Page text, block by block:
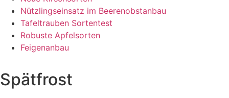
Nützlingseinsatz im Beerenobstanbau
Tafeltrauben Sortentest
Robuste Apfelsorten
Feigenanbau
Spätfrost